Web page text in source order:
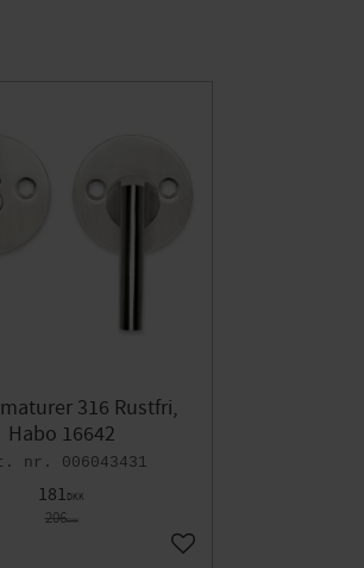
316 Rustfri,
Habo 16642
006043431
181DKK
206DKK
Gem som favorit